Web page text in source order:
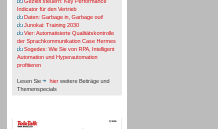
Indicator für den Vertrieb
Daten: Garbage in, Garbage out!
Junokai: Training 2030
Vier: Automatisierte Qualitätskontrolle
der Sprachkommunikation Case Hermes
Sogedes: Wie Sie von RPA, Intelligent
Automation und Hyperautomation
profitieren
Lesen Sie hier weitere Beiträge und
Themenspecials